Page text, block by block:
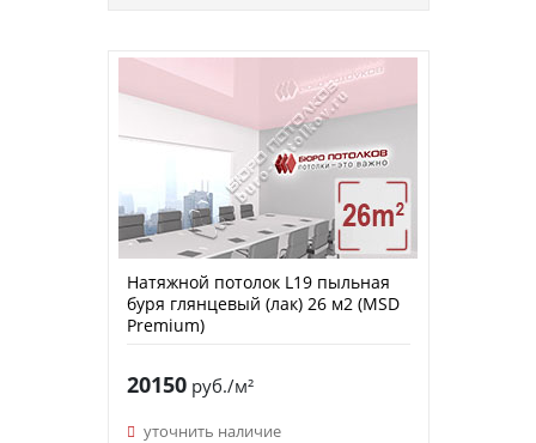
Натяжной потолок L19 пыльная
буря глянцевый (лак) 26 м2 (MSD
Premium)
20150руб./м²
уточнить наличие